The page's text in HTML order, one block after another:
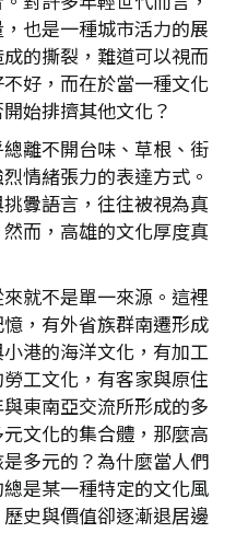
也是一種城市活力的展
的撕裂，難道可以視而
好，而在於當一種文化
始排擠其他文化？
離不開台味、草根、街
情緒張力的表達方式。
釁語言，往往被視為真
而，高雄的文化厚度真
就不是單一來源。這裡
，有外省族群南遷形成
港的海洋文化，有加工
工文化，有客家與原住
東南亞交流所形成的多
文化的集合體，那麼高
多元的？為什麼當人們
是某一種特定的文化風
史與價值卻逐漸退居邊